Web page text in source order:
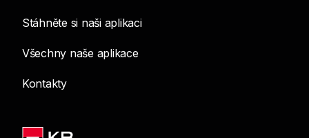
Stáhněte si naši aplikaci
Všechny naše aplikace
Kontakty